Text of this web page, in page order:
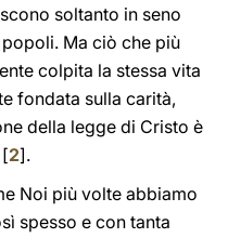
soltanto in seno
Ma ciò che più
colpita la stessa vita
fondata sulla carità,
della legge di Cristo è
2].
Noi più volte abbiamo
spesso e con tanta